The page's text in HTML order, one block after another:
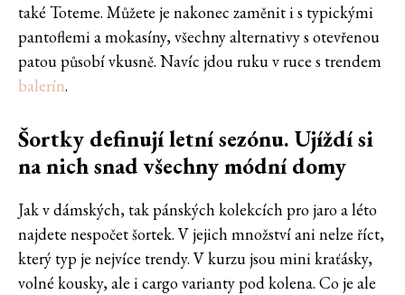
také Toteme. Můžete je nakonec zaměnit i s typickými
pantoflemi a mokasíny, všechny alternativy s otevřenou
patou působí vkusně. Navíc jdou ruku v ruce s trendem
balerín.
Šortky definují letní sezónu. Ujíždí si
na nich snad všechny módní domy
Jak v dámských, tak pánských kolekcích pro jaro a léto
najdete nespočet šortek. V jejich množství ani nelze říct,
který typ je nejvíce trendy. V kurzu jsou mini kraťásky,
volné kousky, ale i cargo varianty pod kolena. Co je ale